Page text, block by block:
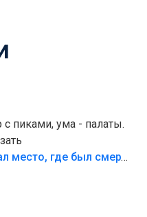
с пиками, ума - палаты.
«Попал на пику»: СК показал место, где был смертельно травмирован ребенок в Тольятти